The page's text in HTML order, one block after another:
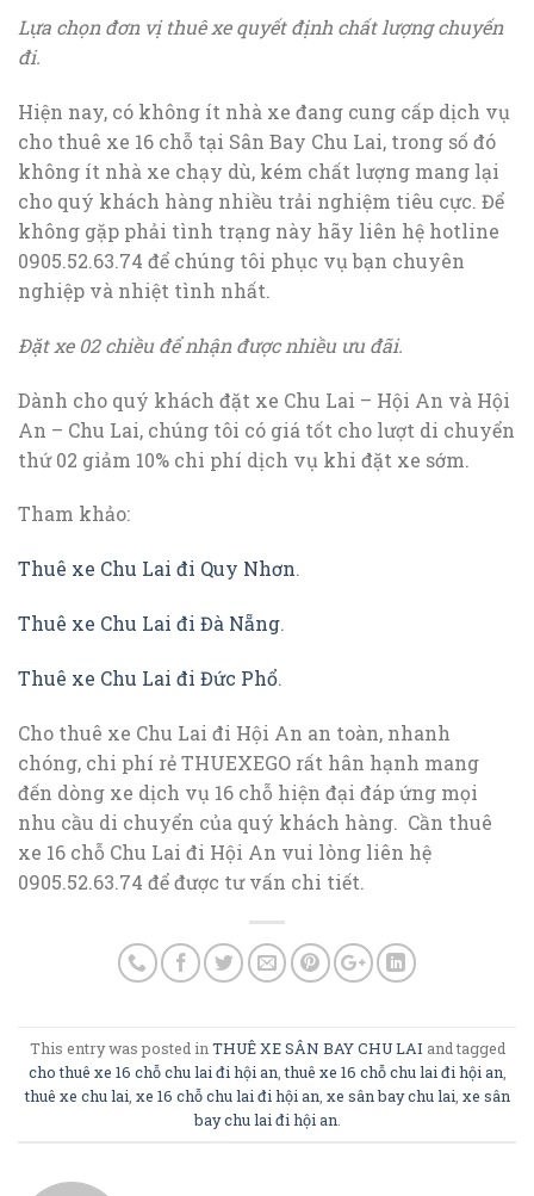
Lựa chọn đơn vị thuê xe quyết định chất lượng chuyến
đi.
Hiện nay, có không ít nhà xe đang cung cấp dịch vụ
cho thuê xe 16 chỗ tại Sân Bay Chu Lai, trong số đó
không ít nhà xe chạy dù, kém chất lượng mang lại
cho quý khách hàng nhiều trải nghiệm tiêu cực. Để
không gặp phải tình trạng này hãy liên hệ hotline
0905.52.63.74 để chúng tôi phục vụ bạn chuyên
nghiệp và nhiệt tình nhất.
Đặt xe 02 chiều để nhận được nhiều ưu đãi.
Dành cho quý khách đặt xe Chu Lai – Hội An và Hội
An – Chu Lai, chúng tôi có giá tốt cho lượt di chuyển
thứ 02 giảm 10% chi phí dịch vụ khi đặt xe sớm.
Tham khảo:
Thuê xe Chu Lai đi Quy Nhơn.
Thuê xe Chu Lai đi Đà Nẵng.
Thuê xe Chu Lai đi Đức Phổ.
Cho thuê xe Chu Lai đi Hội An an toàn, nhanh
chóng, chi phí rẻ THUEXEGO rất hân hạnh mang
đến dòng xe dịch vụ 16 chỗ hiện đại đáp ứng mọi
nhu cầu di chuyển của quý khách hàng. Cần thuê
xe 16 chỗ Chu Lai đi Hội An vui lòng liên hệ
0905.52.63.74 để được tư vấn chi tiết.
This entry was posted in THUÊ XE SÂN BAY CHU LAI and tagged
cho thuê xe 16 chỗ chu lai đi hội an ,thuê xe 16 chỗ chu lai đi hội an
thuê xe chu lai xe 16 chỗ chu lai đi hội an xe sân bay chu lai xe sân
bay chu lai đi hội an